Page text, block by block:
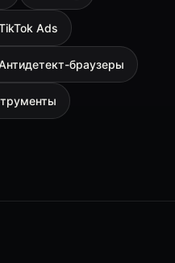
Ads
браузеры